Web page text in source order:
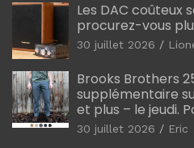
Les DAC coûteux
procurez-vous
30 juillet 2026
Brooks Brothers
supplémentaire
et plus – le jeudi.
30 juillet 2026 Eric